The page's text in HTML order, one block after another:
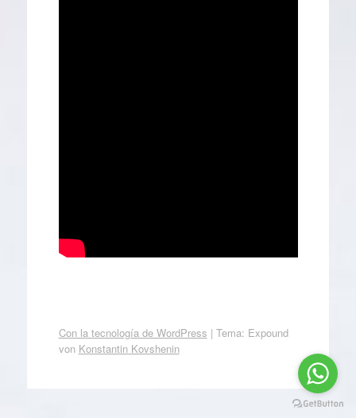
Con la tecnología de WordPress | Tema: Expound
von Konstantin Kovshenin